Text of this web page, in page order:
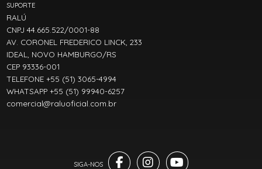
SUPORTE
RALÚ
CNPJ 44.665.522/0001-88
AV. CORONEL FREDERICO LINCK, 233
IDEAL, NOVO HAMBURGO/RS
CEP 93336-001
TELEFONE +55 (51) 3065-4994
WHATSAPP +55 (51) 99940-6257
comercial@raluoficial.com.br